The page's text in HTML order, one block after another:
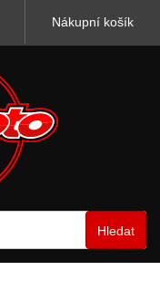
Nákupní košík
Hledat